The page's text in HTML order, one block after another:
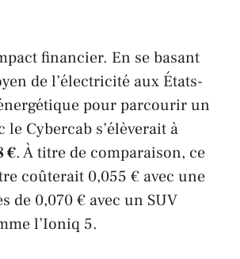
financier. En se basant
de l’électricité aux États-
pour parcourir un
le Cybercab s’élèverait à
€. À titre de comparaison, ce
coûterait 0,055 € avec une
de 0,070 € avec un SUV
l’Ioniq 5.